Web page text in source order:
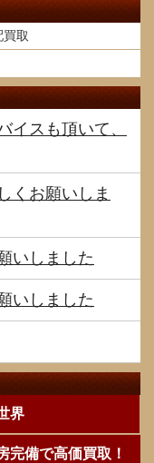
買取
イスも頂いて、
くお願いしま
いしました
いしました
界
完備で高価買取！